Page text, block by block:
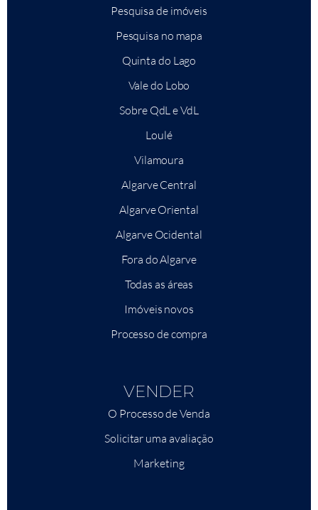
Pesquisa de imóveis
Pesquisa no mapa
Quinta do Lago
Vale do Lobo
Sobre QdL e VdL
Loulé
Vilamoura
Algarve Central
Algarve Oriental
Algarve Ocidental
Fora do Algarve
Todas as áreas
Imóveis novos
Processo de compra
VENDER
O Processo de Venda
Solicitar uma avaliação
Marketing